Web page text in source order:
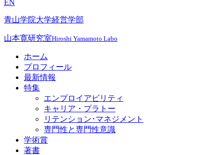
EN
青山学院大学経営学部
山本寛研究室Hiroshi Yamamoto Labo
ホーム
プロフィール
最新情報
特集
エンプロイアビリティ
キャリア・プラトー
リテンション･マネジメント
専門性と専門性意識
学術賞
著書